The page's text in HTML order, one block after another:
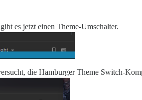
es jetzt einen Theme-Umschalter.
die Hamburger Theme Switch-